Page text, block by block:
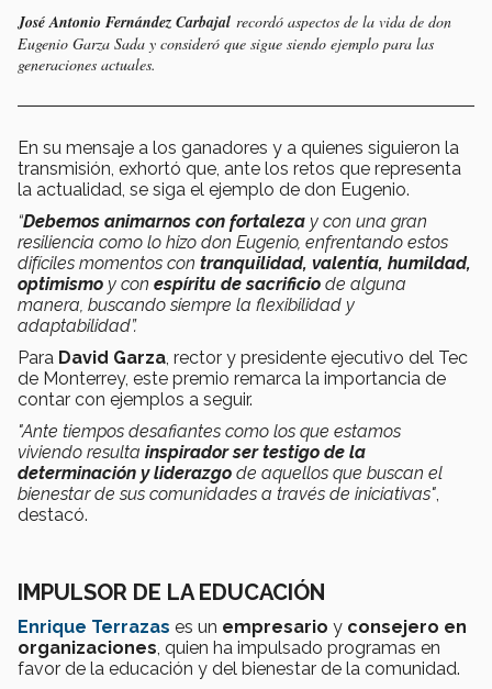
José Antonio Fernández Carbajal recordó aspectos de la vida de don
Eugenio Garza Sada y consideró que sigue siendo ejemplo para las
generaciones actuales.
En su mensaje a los ganadores y a quienes siguieron la
transmisión, exhortó que, ante los retos que representa
la actualidad, se siga el ejemplo de don Eugenio.
“Debemos animarnos con fortaleza y con una gran
resiliencia como lo hizo don Eugenio, enfrentando estos
difíciles momentos con tranquilidad, valentía, humildad,
optimismo y con espíritu de sacrificio de alguna
manera, buscando siempre la flexibilidad y
adaptabilidad”.
Para David Garza, rector y presidente ejecutivo del Tec
de Monterrey, este premio remarca la importancia de
contar con ejemplos a seguir.
"Ante tiempos desafiantes como los que estamos
viviendo resulta inspirador ser testigo de la
determinación y liderazgo de aquellos que buscan el
bienestar de sus comunidades a través de iniciativas",
destacó.
IMPULSOR DE LA EDUCACIÓN
Enrique Terrazas es un empresario y consejero en
organizaciones, quien ha impulsado programas en
favor de la educación y del bienestar de la comunidad.